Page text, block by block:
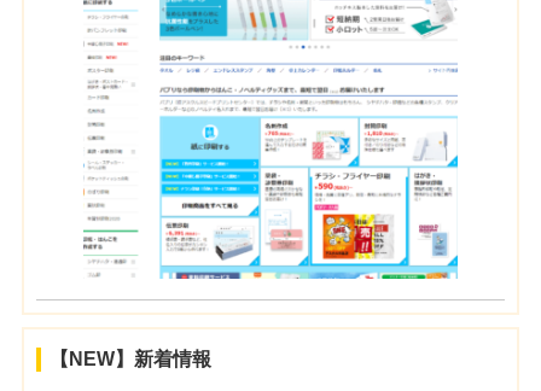
【NEW】新着情報